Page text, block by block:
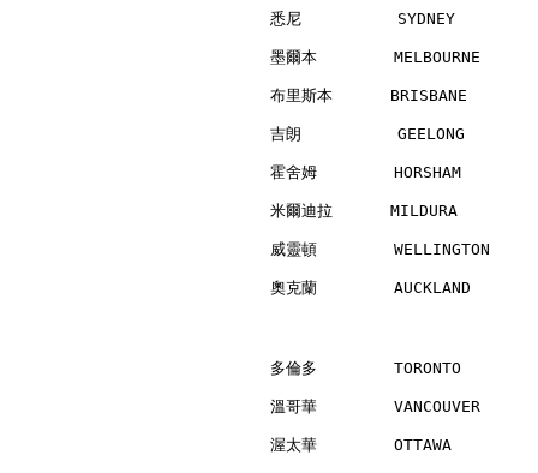
悉尼          SYDNEY
墨爾本        MELBOURNE
布里斯本      BRISBANE
吉朗          GEELONG
霍舍姆        HORSHAM
米爾迪拉      MILDURA
威靈頓
奧克蘭        AUCKLAND
多倫多        TORONTO
溫哥華        VANCOUVER
渥太華        OTTAWA